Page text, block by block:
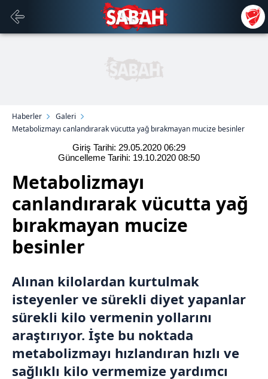
Haberler
Galeri
Metabolizmayı canlandırarak vücutta yağ bırakmayan mucize besinler
Giriş Tarihi: 29.05.2020 06:29
Güncelleme Tarihi: 19.10.2020 08:50
Metabolizmayı
canlandırarak vücutta yağ
bırakmayan mucize
besinler
Alınan kilolardan kurtulmak
isteyenler ve sürekli diyet yapanlar
sürekli kilo vermenin yollarını
araştırıyor. İşte bu noktada
metabolizmayı hızlandıran hızlı ve
sağlıklı kilo vermemize yardımcı